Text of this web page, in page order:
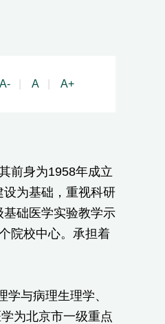
A- A A+
前身为1958年成立
为基础，重视科研
础医学实验教学示
院校中心。承担着
与病理生理学、
为北京市一级重点